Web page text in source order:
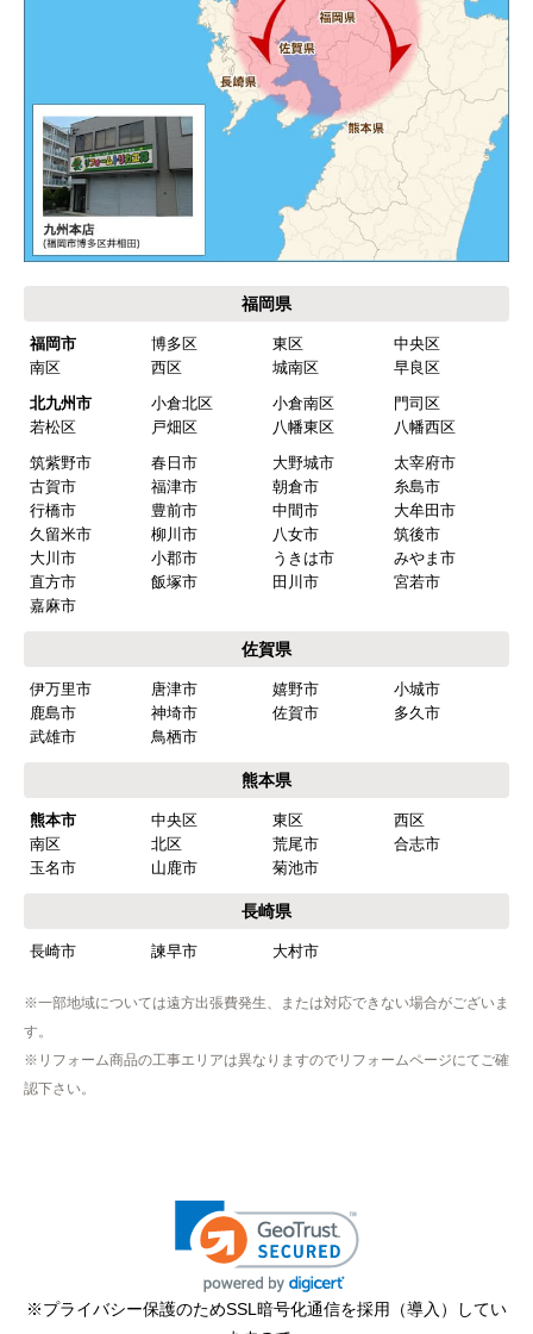
福岡県
福岡市 博多区 東区
中央区
南区
西区 城南区
早良区
北九州市
小倉北区 小倉南区
門司区
若松区
戸畑区 八幡東区
八幡西区
筑紫野市
春日市 大野城市
太宰府市
古賀市
福津市 朝倉市
糸島市
行橋市
豊前市 中間市
大牟田市
久留米市
柳川市 八女市
筑後市
大川市
小郡市 うきは市
みやま市
直方市
飯塚市 田川市
宮若市
嘉麻市
佐賀県
伊万里市 唐津市 嬉野市
小城市
鹿島市
神埼市 佐賀市
多久市
武雄市
鳥栖市
熊本県
熊本市 中央区 東区
西区
南区
北区 荒尾市
合志市
玉名市
山鹿市 菊池市
長崎県
長崎市 諫早市 大村市
※一部地域については遠方出張費発生、または対応できない場合がございま
す。
※リフォーム商品の工事エリアは異なりますのでリフォームページにてご確
認下さい。
※プライバシー保護のためSSL暗号化通信を採用（導入）してい